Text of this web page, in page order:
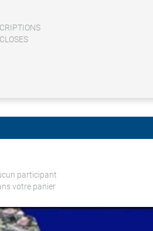
CLOSES
participant
votre panier